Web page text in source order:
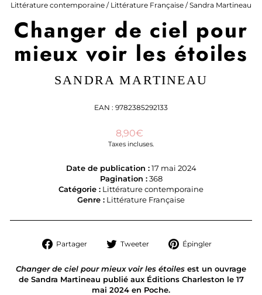
Littérature contemporaine / Littérature Française / Sandra Martineau
Changer de ciel pour
mieux voir les étoiles
SANDRA MARTINEAU
EAN : 9782385292133
Prix
régulier
8,90€
Taxes incluses.
Date de publication :17 mai 2024
Pagination :368
Catégorie : Littérature contemporaine
Genre : Littérature Française
Partager
Partager
Facebook
Tweeter
Tweeter
Twitter
Épingler
Changer de ciel pour mieux voir les étoiles est un ouvrage
de Sandra Martineau publié aux Éditions Charleston le 17
mai 2024 en Poche.